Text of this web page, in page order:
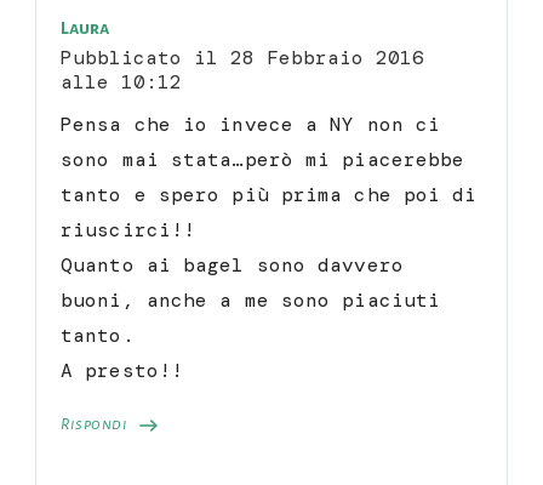
Laura
Pubblicato il 28 Febbraio 2016
alle 10:12
Rispondi
Pensa che io invece a NY non ci
sono mai stata…però mi piacerebbe
tanto e spero più prima che poi di
riuscirci!!
Quanto ai bagel sono davvero
buoni, anche a me sono piaciuti
tanto.
A presto!!